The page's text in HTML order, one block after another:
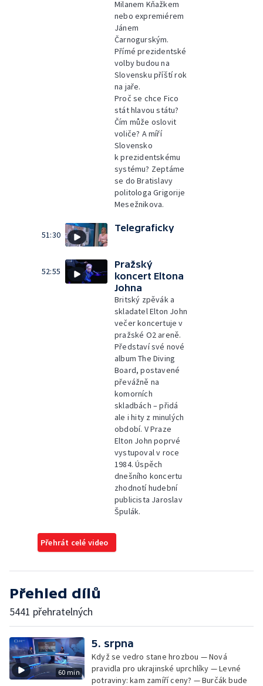
Milanem Kňažkem
nebo expremiérem
Jánem
Čarnogurským.
Přímé prezidentské
volby budou na
Slovensku příští rok
na jaře.
Proč se chce Fico
stát hlavou státu?
Čím může oslovit
voliče? A míří
Slovensko
k prezidentskému
systému? Zeptáme
se do Bratislavy
politologa Grigorije
Mesežnikova.
51:30
Telegraficky
52:55
Pražský
koncert Eltona
Johna
Britský zpěvák a
skladatel Elton John
večer koncertuje v
pražské O2 areně.
Představí své nové
album The Diving
Board, postavené
převážně na
komorních
skladbách – přidá
ale i hity z minulých
období. V Praze
Elton John poprvé
vystupoval v roce
1984. Úspěch
dnešního koncertu
zhodnotí hudební
publicista Jaroslav
Špulák.
Přehrát celé video
Přehled dílů
5441 přehratelných
60 min
5. srpna
Když se vedro stane hrozbou — Nová
pravidla pro ukrajinské uprchlíky — Levné
potraviny: kam zamíří ceny? — Burčák bude